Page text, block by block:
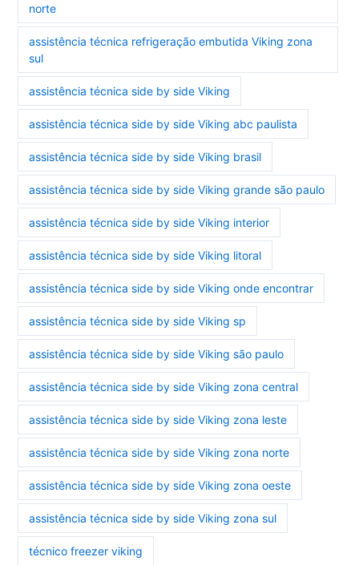
norte
assistência técnica refrigeração embutida Viking zona
sul
assistência técnica side by side Viking
assistência técnica side by side Viking abc paulista
assistência técnica side by side Viking brasil
assistência técnica side by side Viking grande são paulo
assistência técnica side by side Viking interior
assistência técnica side by side Viking litoral
assistência técnica side by side Viking onde encontrar
assistência técnica side by side Viking sp
assistência técnica side by side Viking são paulo
assistência técnica side by side Viking zona central
assistência técnica side by side Viking zona leste
assistência técnica side by side Viking zona norte
assistência técnica side by side Viking zona oeste
assistência técnica side by side Viking zona sul
técnico freezer viking